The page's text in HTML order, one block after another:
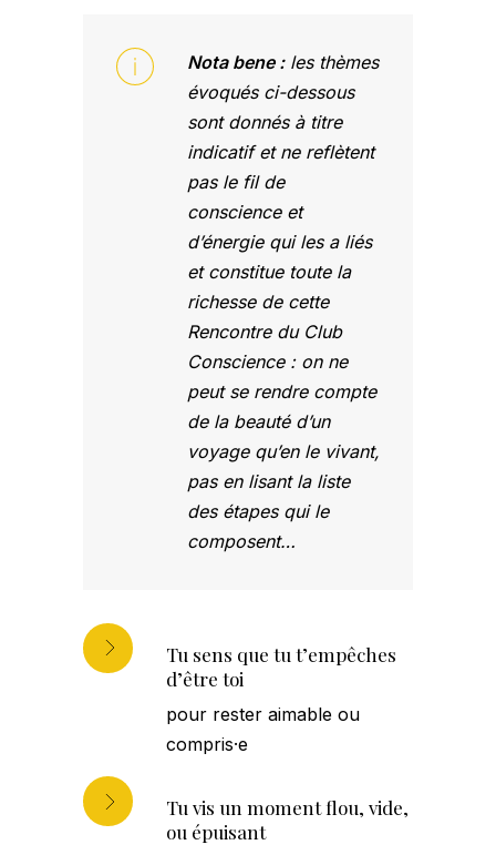
Nota bene :les thèmes
évoqués ci-dessous
sont donnés à titre
indicatif et ne reflètent
pas le fil de
conscience et
d’énergie qui les a liés
et constitue toute la
richesse de cette
Rencontre du Club
Conscience : on ne
peut se rendre compte
de la beauté d’un
voyage qu’en le vivant,
pas en lisant la liste
des étapes qui le
composent…
Tu sens que tu t’empêches
d’être toi
pour rester aimable ou
compris·e
Tu vis un moment flou, vide,
ou épuisant